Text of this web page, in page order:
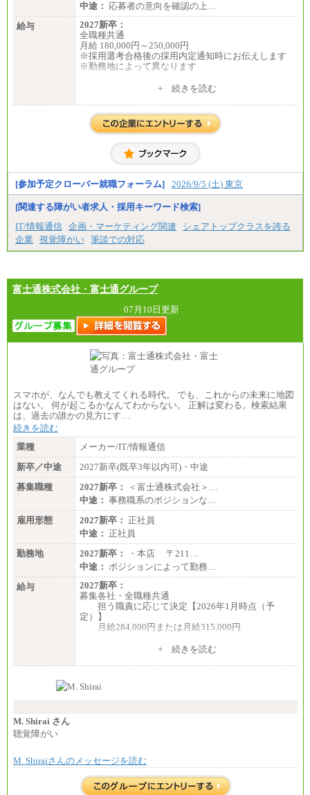
中途： 応募者の意向を確認の上…
給与
2027新卒：
全職種共通
月給 180,000円～250,000円
※採用選考合格後の採用内定通知時にお伝えします
※勤務地によって異なります
月給 200,000円～250,000円
入社時の処遇は経験・能力を考慮の上、当社規程に
より決定します。
お伝えします。
+ 続きを読む
[参加予定クローバー就職フォーラム] 2026/9/5 (土) 東京
[関連する障がい者求人・採用キーワード検索]
IT/情報通信 企画・マーケティング関連
シェアトップクラスを誇る
企業
視覚障がい 筆談での対応
富士通株式会社・富士通グループ
07月10日更新
スマホが、なんでも教えてくれる時代。 でも、これからの未来に地図
はない。 何が起こるかなんてわからない。 正解は変わる。検索結果
は、過去の誰かの見方にす…
続きを読む
業種
メーカー/IT/情報通信
新卒／中途
2027新卒(既卒3年以内可)・中途
募集職種
2027新卒：
＜富士通株式会社＞…
中途： 事務職系のポジションな…
雇用形態
2027新卒： 正社員
中途： 正社員
勤務地
2027新卒：
・本店 〒211…
中途： ポジションによって勤務…
給与
2027新卒：
募集各社・全職種共通
担う職責に応じて決定【2026年1月時点（予
定）】
月給284,000円または月給315,000円
※入社後早期から、自律的な業務遂行が求めら
す。
い職責を担う方については、さらに高い金額を個別
※上記に加え、所定労働時間外に勤務をした場
※試用期間中も給与に変更はございません。
+ 続きを読む
M. Shirai さん
聴覚障がい
M. Shiraiさんのメッセージを読む